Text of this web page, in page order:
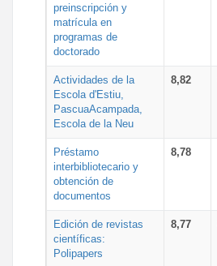
preinscripción y
matrícula en
programas de
doctorado
Actividades de la
Escola d'Estiu,
PascuaAcampada,
Escola de la Neu
8,82
Préstamo
interbibliotecario y
obtención de
documentos
8,78
Edición de revistas
científicas:
Polipapers
8,77